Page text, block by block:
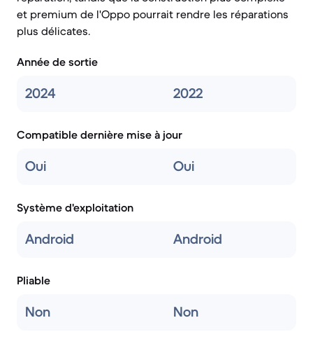
et premium de l'Oppo pourrait rendre les réparations
plus délicates.
Année de sortie
2024 2022
Compatible dernière mise à jour
Oui Oui
Système d'exploitation
Android Android
Pliable
Non Non